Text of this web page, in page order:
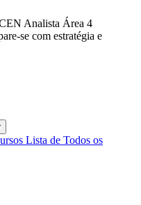
Analista Área 4
se com estratégia e
Lista de Todos os